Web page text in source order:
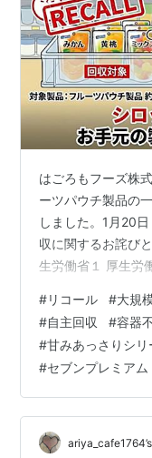
はごろもフーズ株
ーツパウチ製品の
しました。1月20
収に関するお詫び
生労働省１ 厚生労
「ミックス」「白
レミアム フルーツ
特定の賞味期限の
は約88万2千個に
において容器の不
ている事例が判明
#リコール #大規
#自主回収 #容器
#甘みあっさりシリ
#セブンプレミア